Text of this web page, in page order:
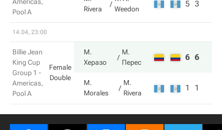
Pool A
Rivera
Weedon
5 3
14.04, 23:00
Billie Jean
King Cup
Group 1 -
Americas,
Pool A
Female
Double
М.
Херазо
М.
Перес
6 6
M.
Morales
M.
Rivera
1 1